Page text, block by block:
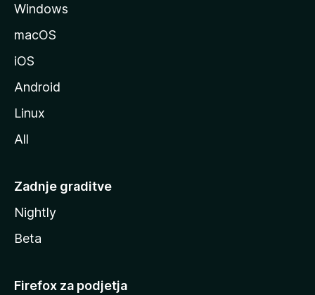
i
e
Windows
macOS
iOS
Android
Linux
All
Zadnje graditve
Nightly
Beta
Firefox za podjetja